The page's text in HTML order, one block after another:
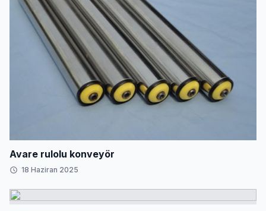
Avare rulolu konveyör
18 Haziran 2025